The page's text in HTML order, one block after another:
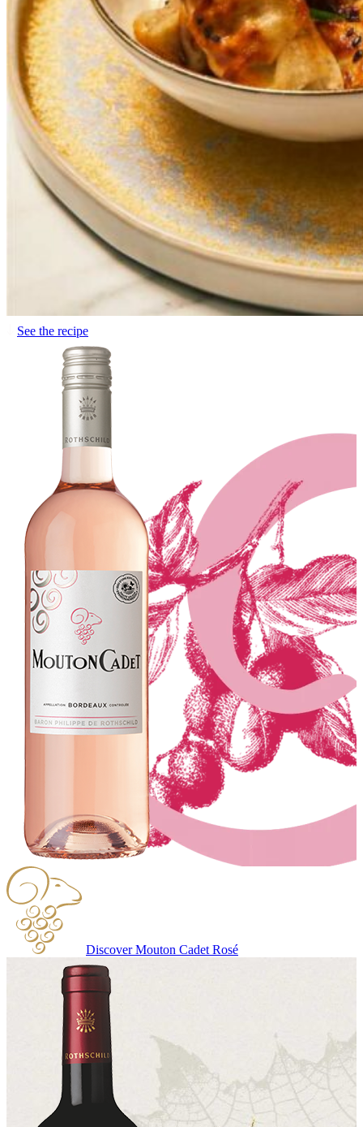
See the recipe
Discover Mouton Cadet Rosé